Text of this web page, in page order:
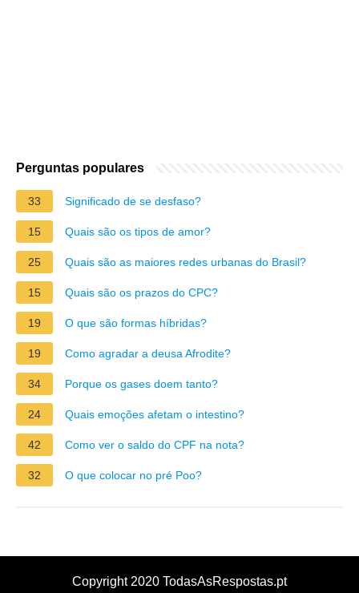
Perguntas populares
33 Significado de se desfaso?
15 Quais são os tipos de amor?
25 Quais são as maiores redes urbanas do Brasil?
15 Quais são os prazos do CPC?
19 O que são formas híbridas?
19 Como agradar a deusa Afrodite?
34 Porque os gases doem tanto?
24 Quais emoções afetam o intestino?
42 Como ver o saldo do CPF na nota?
32 O que colocar no pré Poo?
Copyright 2020 TodasAsRespostas.pt